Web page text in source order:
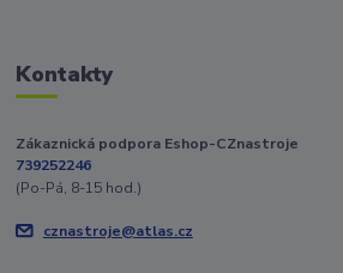
Kontakty
Zákaznická podpora Eshop-CZnastroje
739252246
(Po-Pá, 8-15 hod.)
cznastroje@atlas.cz